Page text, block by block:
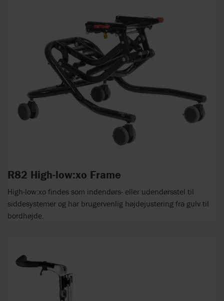
R82 High-low:xo Frame
High-low:xo findes som indendørs- eller udendørsstel til
siddesystemer og har brugervenlig højdejustering fra gulv til
bordhøjde.